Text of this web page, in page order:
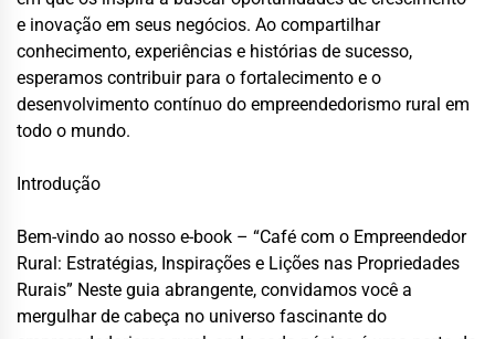
e inovação em seus negócios. Ao compartilhar
conhecimento, experiências e histórias de sucesso,
esperamos contribuir para o fortalecimento e o
desenvolvimento contínuo do empreendedorismo rural em
todo o mundo.
Introdução
Bem-vindo ao nosso e-book – “Café com o Empreendedor
Rural: Estratégias, Inspirações e Lições nas Propriedades
Rurais” Neste guia abrangente, convidamos você a
mergulhar de cabeça no universo fascinante do